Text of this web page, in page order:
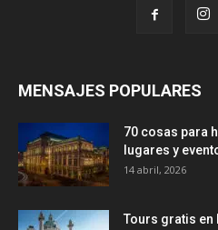
MENSAJES POPULARES
70 cosas para
lugares y
14 abril, 2026
Tours gratis en